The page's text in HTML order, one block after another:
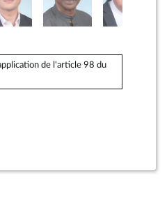
de l'article 98 du